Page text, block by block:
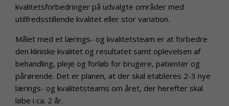
kvalitetsforbedringer på udvalgte områder med
utilfredsstillende kvalitet eller stor variation.
Målet med et lærings- og kvalitetsteam er at forbedre
den kliniske kvalitet og resultatet samt oplevelsen af
behandling, pleje og forløb for brugere, patienter og
pårørende. Det er planen, at der skal etableres 2-3 nye
lærings- og kvalitetsteams om året, der herefter skal
løbe i ca. 2 år.